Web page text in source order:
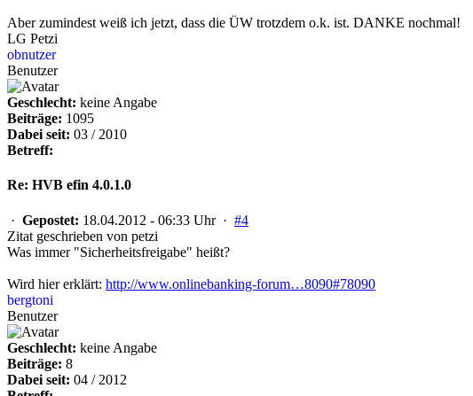
Aber zumindest weiß ich jetzt, dass die ÜW trotzdem o.k. ist. DANKE nochmal!
LG Petzi
obnutzer
Benutzer
Geschlecht: keine Angabe
Beiträge: 1095
Dabei seit: 03 / 2010
Betreff:
Re: HVB efin 4.0.1.0
· Gepostet: 18.04.2012 - 06:33 Uhr · #4
Zitat geschrieben von petzi
Was immer "Sicherheitsfreigabe" heißt?
Wird hier erklärt: http://www.onlinebanking-forum…8090#78090
bergtoni
Benutzer
Geschlecht: keine Angabe
Beiträge: 8
Dabei seit: 04 / 2012